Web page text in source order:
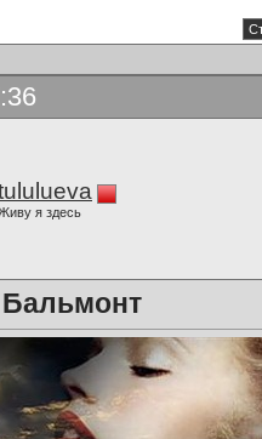
я здесь
Бальмонт